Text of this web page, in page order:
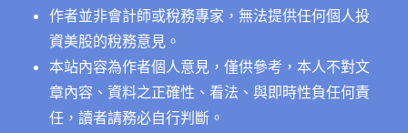
作者並非會計師或稅務專家，無法提供任何個人投
資美股的稅務意見。
本站內容為作者個人意見，僅供參考，本人不對文
章內容、資料之正確性、看法、與即時性負任何責
任，讀者請務必自行判斷。